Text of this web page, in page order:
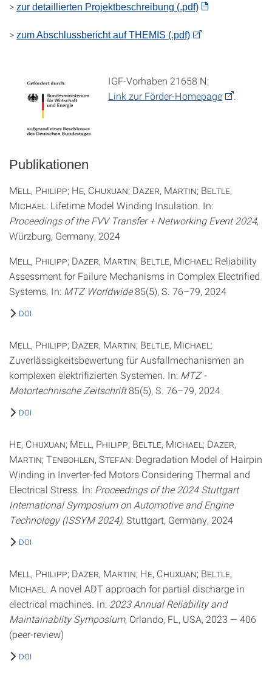
> zur detaillierten Projektbeschreibung (.pdf)
> zum Abschlussbericht auf THEMIS (.pdf)
IGF-Vorhaben 21658 N:
Link zur Förder-Homepage
Publikationen
Mell, Philipp; He, Chuxuan; Dazer, Martin; Beltle,
Michael : Lifetime Model Winding Insulation. In:
Proceedings of the FVV Transfer + Networking Event 2024,
Würzburg, Germany, 2024
Mell, Philipp; Dazer, Martin; Beltle, Michael : Reliability
Assessment for Failure Mechanisms in Complex Electrified
Systems. In: MTZ Worldwide85(5), S. 76–79, 2024
DOI
Mell, Philipp; Dazer, Martin; Beltle, Michael :
Zuverlässigkeitsbewertung für Ausfallmechanismen an
komplexen elektrifizierten Systemen. In: MTZ -
Motortechnische Zeitschrift85(5), S. 76–79, 2024
DOI
He, Chuxuan; Mell, Philipp; Beltle, Michael; Dazer,
Martin; Tenbohlen, Stefan: Degradation Model of Hairpin
Winding in Inverter-fed Motors Considering Thermal and
Electrical Stress. In: Proceedings of the 2024 Stuttgart
International Symposium on Automotive and Engine
Technology (ISSYM 2024), Stuttgart, Germany, 2024
DOI
Mell, Philipp; Dazer, Martin; He, Chuxuan; Beltle,
Michael : A novel ADT approach for partial discharge in
electrical machines. In: 2023 Annual Reliability and
Maintainablity Symposium, Orlando, FL, USA, 2023 — 406
(peer-review)
DOI